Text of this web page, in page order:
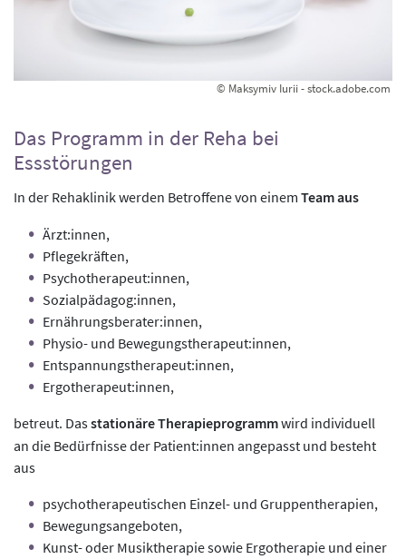
© Maksymiv Iurii - stock.adobe.com
Das Programm in der Reha bei
Essstörungen
In der Rehaklinik werden Betroffene von einem Team aus
Ärzt:innen,
Pflegekräften,
Psychotherapeut:innen,
Sozialpädagog:innen,
Ernährungsberater:innen,
Physio- und Bewegungstherapeut:innen,
Entspannungstherapeut:innen,
Ergotherapeut:innen,
betreut. Dasstationäre Therapieprogrammwird individuell
an die Bedürfnisse der Patient:innen angepasst und besteht
aus
psychotherapeutischen Einzel- und Gruppentherapien,
Bewegungsangeboten,
Kunst- oder Musiktherapie sowie Ergotherapie und einer